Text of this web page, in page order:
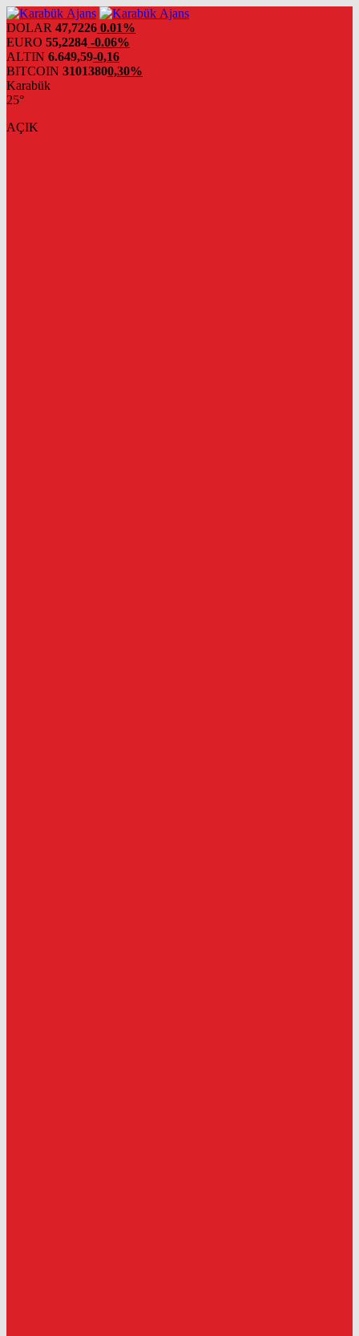
DOLAR 47,7226 0.01%
EURO 55,2284 -0.06%
ALTIN 6.649,59-0,16
BITCOIN 31013800,30%
Karabük
25°
AÇIK